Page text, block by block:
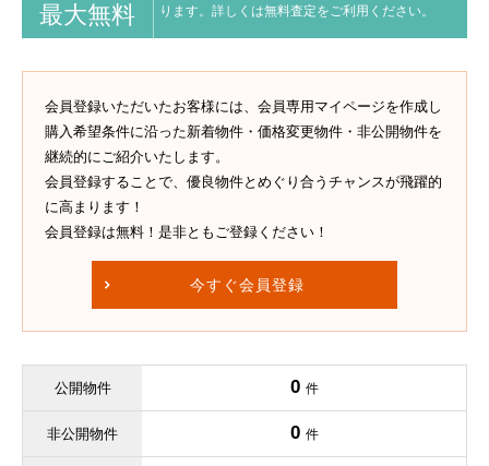
最大無料
ります。 詳しくは無料査定をご利用ください。
会員登録いただいたお客様には、会員専用マイページを作成し
購入希望条件に沿った新着物件・価格変更物件・非公開物件を
継続的にご紹介いたします。
会員登録することで、優良物件とめぐり合うチャンスが飛躍的
に高まります！
会員登録は無料！是非ともご登録ください！
今すぐ会員登録
公開物件 0 件
非公開物件 0 件